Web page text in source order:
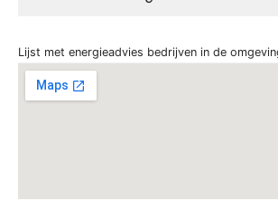
Lijst met energieadvies bedrijven in de